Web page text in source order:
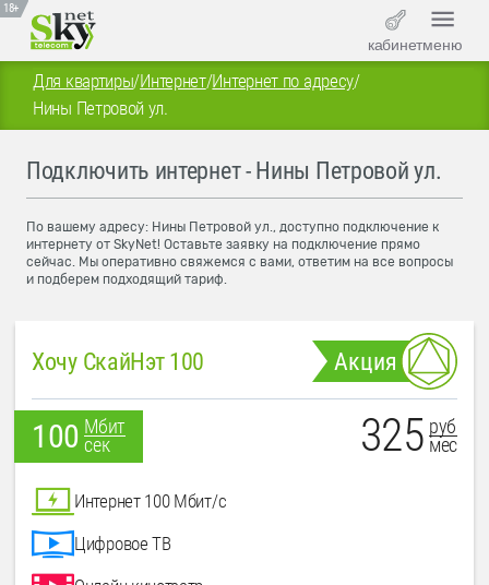
18+
кабинетменю
Для квартиры/Интернет/Интернет по адресу/
Нины Петровой ул.
Подключить интернет - Нины Петровой ул.
По вашему адресу: Нины Петровой ул., доступно подключение к
интернету от SkyNet! Оставьте заявку на подключение прямо
сейчас. Мы оперативно свяжемся с вами, ответим на все вопросы
и подберем подходящий тариф.
Хочу СкайНэт 100 Акция
100 Мбит
сек
325 руб
мес
Интернет 100 Мбит/с
Цифровое ТВ